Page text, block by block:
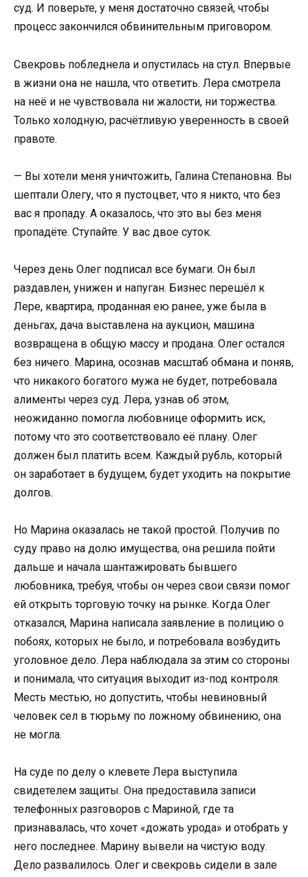
суд. И поверьте, у меня достаточно связей, чтобы
процесс закончился обвинительным приговором.
Свекровь побледнела и опустилась на стул. Впервые
в жизни она не нашла, что ответить. Лера смотрела
на неё и не чувствовала ни жалости, ни торжества.
Только холодную, расчётливую уверенность в своей
правоте.
— Вы хотели меня уничтожить, Галина Степановна. Вы
шептали Олегу, что я пустоцвет, что я никто, что без
вас я пропаду. А оказалось, что это вы без меня
пропадёте. Ступайте. У вас двое суток.
Через день Олег подписал все бумаги. Он был
раздавлен, унижен и напуган. Бизнес перешёл к
Лере, квартира, проданная ею ранее, уже была в
деньгах, дача выставлена на аукцион, машина
возвращена в общую массу и продана. Олег остался
без ничего. Марина, осознав масштаб обмана и поняв,
что никакого богатого мужа не будет, потребовала
алименты через суд. Лера, узнав об этом,
неожиданно помогла любовнице оформить иск,
потому что это соответствовало её плану. Олег
должен был платить всем. Каждый рубль, который
он заработает в будущем, будет уходить на покрытие
долгов.
Но Марина оказалась не такой простой. Получив по
суду право на долю имущества, она решила пойти
дальше и начала шантажировать бывшего
любовника, требуя, чтобы он через свои связи помог
ей открыть торговую точку на рынке. Когда Олег
отказался, Марина написала заявление в полицию о
побоях, которых не было, и потребовала возбудить
уголовное дело. Лера наблюдала за этим со стороны
и понимала, что ситуация выходит из-под контроля.
Месть местью, но допустить, чтобы невиновный
человек сел в тюрьму по ложному обвинению, она
не могла.
На суде по делу о клевете Лера выступила
свидетелем защиты. Она предоставила записи
телефонных разговоров с Мариной, где та
признавалась, что хочет «дожать урода» и отобрать у
него последнее. Марину вывели на чистую воду.
Дело развалилось. Олег и свекровь сидели в зале